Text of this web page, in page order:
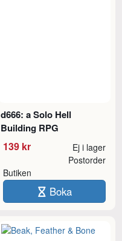
d666: a Solo Hell
Building RPG
139 kr Ej i lager
Butiken
Postorder
Boka